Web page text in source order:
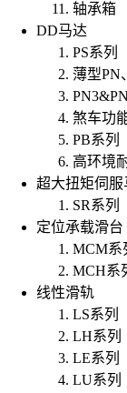
轴承箱
DD马达
PS系列
薄型PN
煞车功
PB系列
高环境
超大扭矩伺服
SR系列
定位承载滑台
MCM系
MCH系
线性滑轨
LS系列
LH系列
LE系列
LU系列